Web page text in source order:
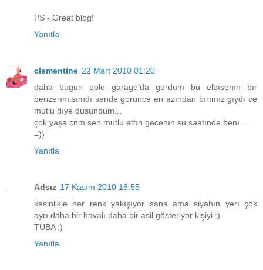
PS - Great blog!
Yanıtla
clementine 22 Mart 2010 01:20
daha bugun polo garage'da gordum bu elbısenın bır
benzerını.sımdı sende gorunce en azından bırımız gıydı ve
mutlu dıye dusundum...
çok yaşa cnm sen.mutlu ettın gecenın su saatınde benı...
=))
Yanıtla
Adsız 17 Kasım 2010 18:55
kesinlikle her renk yakışıyor sana ama siyahın yerı çok
ayrı.daha bir havalı daha bir asil gösteriyor kişiyi :)
TUBA :)
Yanıtla